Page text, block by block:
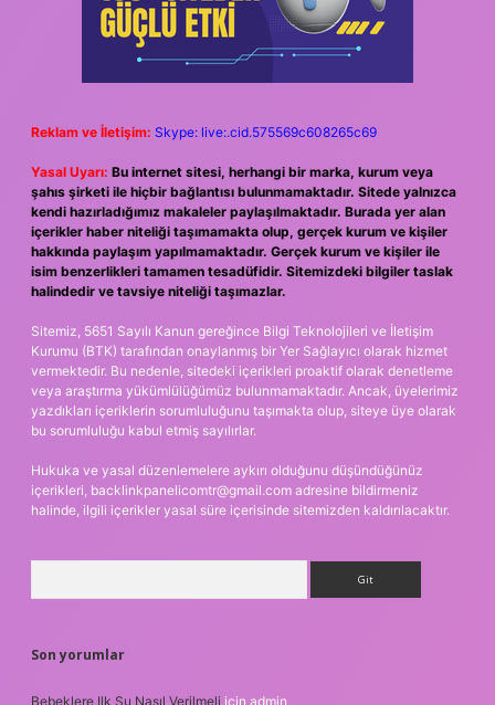
Reklam ve İletişim: Skype: live:.cid.575569c608265c69
Yasal Uyarı: Bu internet sitesi, herhangi bir marka, kurum veya
şahıs şirketi ile hiçbir bağlantısı bulunmamaktadır. Sitede yalnızca
kendi hazırladığımız makaleler paylaşılmaktadır. Burada yer alan
içerikler haber niteliği taşımamakta olup, gerçek kurum ve kişiler
hakkında paylaşım yapılmamaktadır. Gerçek kurum ve kişiler ile
isim benzerlikleri tamamen tesadüfidir. Sitemizdeki bilgiler taslak
halindedir ve tavsiye niteliği taşımazlar.
Sitemiz, 5651 Sayılı Kanun gereğince Bilgi Teknolojileri ve İletişim
Kurumu (BTK) tarafından onaylanmış bir Yer Sağlayıcı olarak hizmet
vermektedir. Bu nedenle, sitedeki içerikleri proaktif olarak denetleme
veya araştırma yükümlülüğümüz bulunmamaktadır. Ancak, üyelerimiz
yazdıkları içeriklerin sorumluluğunu taşımakta olup, siteye üye olarak
bu sorumluluğu kabul etmiş sayılırlar.
Hukuka ve yasal düzenlemelere aykırı olduğunu düşündüğünüz
içerikleri, backlinkpanelicomtr@gmail.com adresine bildirmeniz
halinde, ilgili içerikler yasal süre içerisinde sitemizden kaldırılacaktır.
Son yorumlar
Bebeklere Ilk Su Nasıl Verilmeli için admin